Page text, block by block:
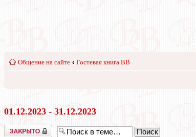
Общение на сайте ‹ Гостевая книга ВВ
01.12.2023 - 31.12.2023
Закрыто